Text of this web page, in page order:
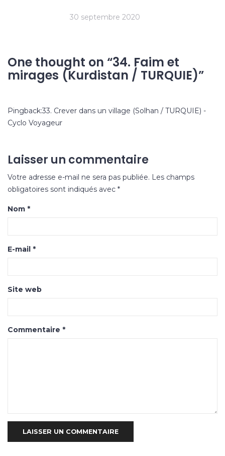
30 septembre 2020
One thought on “34. Faim et
mirages (Kurdistan / TURQUIE)”
Pingback:33. Crever dans un village (Solhan / TURQUIE) -
Cyclo Voyageur
Laisser un commentaire
Votre adresse e-mail ne sera pas publiée. Les champs
obligatoires sont indiqués avec *
Nom *
E-mail *
Site web
Commentaire *